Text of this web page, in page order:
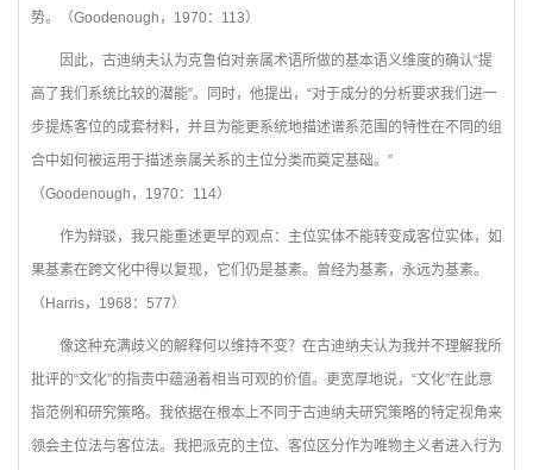
势。（Goodenough，1970：113）
因此，古迪纳夫认为克鲁伯对亲属术语所做的基本语义维度的确认“提
高了我们系统比较的潜能”。同时，他提出，“对于成分的分析要求我们进一
步提炼客位的成套材料，并且为能更系统地描述谱系范围的特性在不同的组
合中如何被运用于描述亲属关系的主位分类而奠定基础。”
（Goodenough，1970：114）
作为辩驳，我只能重述更早的观点：主位实体不能转变成客位实体，如
果基素在跨文化中得以复现，它们仍是基素。曾经为基素，永远为基素。
（Harris，1968：577）
像这种充满歧义的解释何以维持不变？在古迪纳夫认为我并不理解我所
批评的“文化”的指责中蕴涵着相当可观的价值。更宽厚地说，“文化”在此意
指范例和研究策略。我依据在根本上不同于古迪纳夫研究策略的特定视角来
领会主位法与客位法。我把派克的主位、客位区分作为唯物主义者进入行为